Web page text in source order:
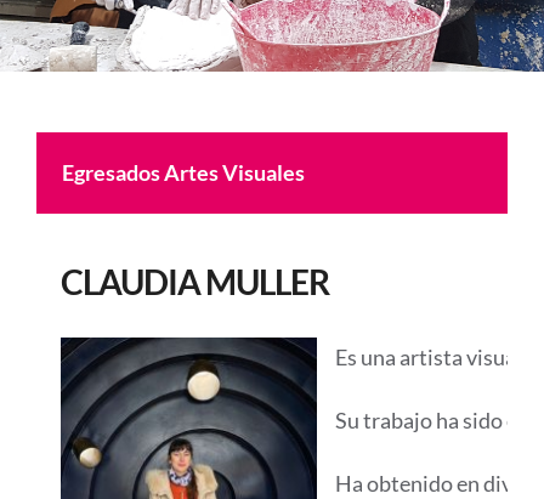
Egresados Artes Visuales
CLAUDIA MULLER
Es una artista visual
Su trabajo ha sido
Ha obtenido en